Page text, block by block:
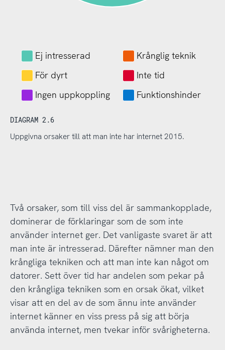
Ej intresserad
Krånglig teknik
För dyrt
Inte tid
Ingen uppkoppling
Funktionshinder
DIAGRAM 2.6
Uppgivna orsaker till att man inte har internet 2015.
Två orsaker, som till viss del är sammankopplade,
dominerar de förklaringar som de som inte
använder internet ger. Det vanligaste svaret är att
man inte är intresserad. Därefter nämner man den
krångliga tekniken och att man inte kan något om
datorer. Sett över tid har andelen som pekar på
den krångliga tekniken som en orsak ökat, vilket
visar att en del av de som ännu inte använder
internet känner en viss press på sig att börja
använda internet, men tvekar inför svårigheterna.